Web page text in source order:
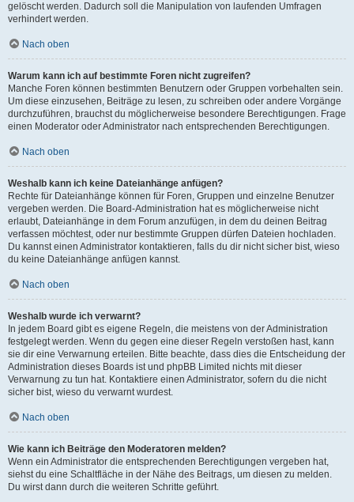
gelöscht werden. Dadurch soll die Manipulation von laufenden Umfragen
verhindert werden.
Nach oben
Warum kann ich auf bestimmte Foren nicht zugreifen?
Manche Foren können bestimmten Benutzern oder Gruppen vorbehalten sein.
Um diese einzusehen, Beiträge zu lesen, zu schreiben oder andere Vorgänge
durchzuführen, brauchst du möglicherweise besondere Berechtigungen. Frage
einen Moderator oder Administrator nach entsprechenden Berechtigungen.
Nach oben
Weshalb kann ich keine Dateianhänge anfügen?
Rechte für Dateianhänge können für Foren, Gruppen und einzelne Benutzer
vergeben werden. Die Board-Administration hat es möglicherweise nicht
erlaubt, Dateianhänge in dem Forum anzufügen, in dem du deinen Beitrag
verfassen möchtest, oder nur bestimmte Gruppen dürfen Dateien hochladen.
Du kannst einen Administrator kontaktieren, falls du dir nicht sicher bist, wieso
du keine Dateianhänge anfügen kannst.
Nach oben
Weshalb wurde ich verwarnt?
In jedem Board gibt es eigene Regeln, die meistens von der Administration
festgelegt werden. Wenn du gegen eine dieser Regeln verstoßen hast, kann
sie dir eine Verwarnung erteilen. Bitte beachte, dass dies die Entscheidung der
Administration dieses Boards ist und phpBB Limited nichts mit dieser
Verwarnung zu tun hat. Kontaktiere einen Administrator, sofern du die nicht
sicher bist, wieso du verwarnt wurdest.
Nach oben
Wie kann ich Beiträge den Moderatoren melden?
Wenn ein Administrator die entsprechenden Berechtigungen vergeben hat,
siehst du eine Schaltfläche in der Nähe des Beitrags, um diesen zu melden.
Du wirst dann durch die weiteren Schritte geführt.